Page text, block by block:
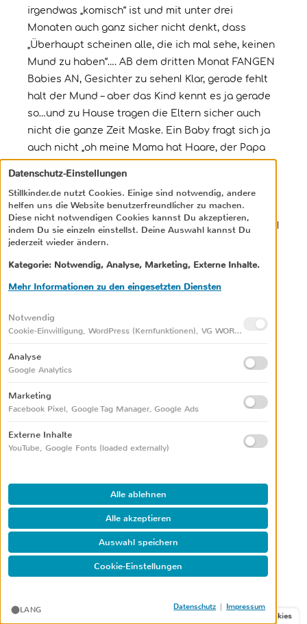
irgendwas „komisch“ ist und mit unter drei
Monaten auch ganz sicher nicht denkt, dass
„Überhaupt scheinen alle, die ich mal sehe, keinen
Mund zu haben“…. AB dem dritten Monat FANGEN
Babies AN, Gesichter zu sehen! Klar, gerade fehlt
halt der Mund – aber das Kind kennt es ja gerade
so…und zu Hause tragen die Eltern sicher auch
nicht die ganze Zeit Maske. Ein Baby fragt sich ja
auch nicht „oh meine Mama hat Haare, der Papa
Da ist ein Lockdown für die Eltern sicher schwierig
– aber ein Baby, nur um Mitleid? zu erhaschen, so
zu instrumentalisieren, ist sicher kein schöner Weg!
Antworten
27. Januar 2021 um 20:21 Uhr
Danke!
Antworten
Alexandra
Schlimm. Unswre Tochter soll in ca 6 Wochen per
Kaiserschnitt geholt werden. Ob der Papa dabei
sein kann, ist noch nicht klar. Die Geschwister
freuen sich und sind gleichzeitig traurig, dass sie
nicht mit zum CTG können. Zum. Glück kann man
via Handy immerhin die Töne aufzeichnen.
und wir schaffen das auch, wenn auch ganz anders,Cookies
Datenschutz-Einstellungen
Stillkinder.de nutzt Cookies. Einige sind notwendig, andere
helfen uns die Website benutzerfreundlicher zu machen.
Diese nicht notwendigen Cookies kannst Du akzeptieren,
indem Du sie einzeln einstellst. Deine Auswahl kannst Du
jederzeit wieder ändern.
Kategorie: Notwendig, Analyse, Marketing, Externe Inhalte.
Mehr Informationen zu den eingesetzten Diensten
Notwendig
Cookie-Einwilligung, WordPress (Kernfunktionen), VG WORT Zählmarken
Analyse
Google Analytics
Marketing
Facebook Pixel, Google Tag Manager, Google Ads
Externe Inhalte
YouTube, Google Fonts (loaded externally)
Alle ablehnen
Alle akzeptieren
Auswahl speichern
Cookie-Einstellungen
LANG Datenschutz | Impressum